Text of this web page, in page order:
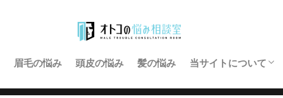
眉毛の悩み 頭皮の悩み 髪の悩み 当サイトについて
プライバシーポリ
お問い合わせ